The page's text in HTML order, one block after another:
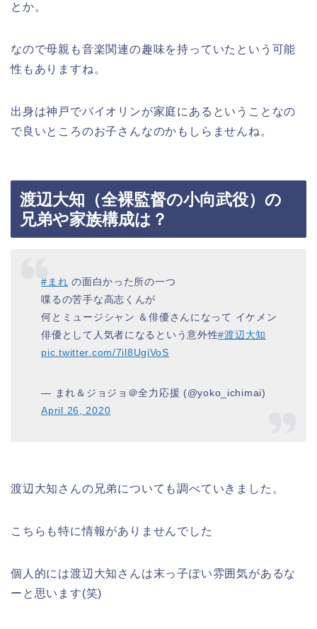
とか。
なので母親も音楽関連の趣味を持っていたという可能
性もありますね。
出身は神戸でバイオリンが家庭にあるということなの
で良いところのお子さんなのかもしらませんね。
渡辺大知（全裸監督の小向武役）の
兄弟や家族構成は？
#まれ の面白かった所の一つ
喋るの苦手な高志くんが
何とミュージシャン ＆俳優さんになって イケメン
俳優として人気者になるという意外性#渡辺大知
pic.twitter.com/7il8UgiVoS
— まれ＆ジョジョ＠全力応援 (@yoko_ichimai)
April 26, 2020
渡辺大知さんの兄弟についても調べていきました。
こちらも特に情報がありませんでした
個人的には渡辺大知さんは末っ子ぽい雰囲気があるな
ーと思います(笑)